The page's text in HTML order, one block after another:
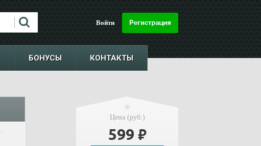
Войти
БОНУСЫ КОНТАКТЫ
Цена (руб.)
599 ₽